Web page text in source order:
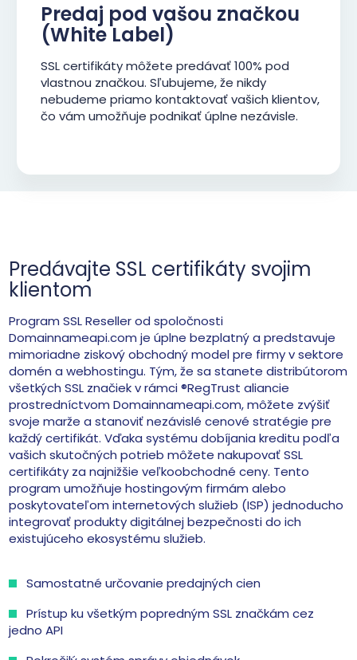
Predaj pod vašou značkou
(White Label)
SSL certifikáty môžete predávať 100% pod
vlastnou značkou. Sľubujeme, že nikdy
nebudeme priamo kontaktovať vašich klientov,
čo vám umožňuje podnikať úplne nezávisle.
Predávajte SSL certifikáty svojim
klientom
Program SSL Reseller od spoločnosti
Domainnameapi.com je úplne bezplatný a predstavuje
mimoriadne ziskový obchodný model pre firmy v sektore
domén a webhostingu. Tým, že sa stanete distribútorom
všetkých SSL značiek v rámci ®RegTrust aliancie
prostredníctvom Domainnameapi.com, môžete zvýšiť
svoje marže a stanoviť nezávislé cenové stratégie pre
každý certifikát. Vďaka systému dobíjania kreditu podľa
vašich skutočných potrieb môžete nakupovať SSL
certifikáty za najnižšie veľkoobchodné ceny. Tento
program umožňuje hostingovým firmám alebo
poskytovateľom internetových služieb (ISP) jednoducho
integrovať produkty digitálnej bezpečnosti do ich
existujúceho ekosystému služieb.
Samostatné určovanie predajných cien
Prístup ku všetkým popredným SSL značkám cez
jedno API